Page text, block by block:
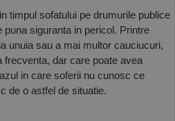
AUTO
COMPANII
timpul sofatului pe drumurile publice
siguranta in pericol. Printre
unuia sau a mai multor cauciucuri,
frecventa, dar care poate avea
in care soferii nu cunosc ce
de o astfel de situatie.